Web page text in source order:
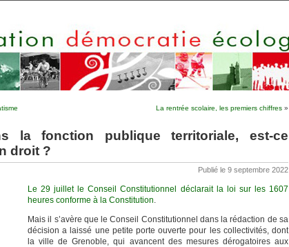
La rentrée scolaire, les premiers chiffres »
la fonction publique territoriale, est-ce
droit ?
Publié le 9 septembre 2022
Le 29 juillet le Conseil Constitutionnel déclarait la loi sur les 1607
heures conforme à la Constitution.
Mais il s’avère que le Conseil Constitutionnel dans la rédaction de sa
décision a laissé une petite porte ouverte pour les collectivités, dont
la ville de Grenoble, qui avancent des mesures dérogatoires aux